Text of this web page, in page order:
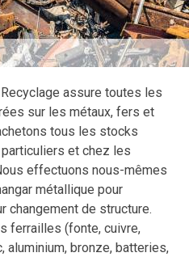
assure toutes les
sur les métaux, fers et
tous les stocks
et chez les
effectuons nous-mêmes
métallique pour
changement de structure.
ferrailles (fonte, cuivre,
aluminium, bronze, batteries,